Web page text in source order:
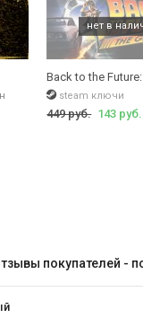
Back to the
steam ключи
449 руб. 143 руб.
покупателей -